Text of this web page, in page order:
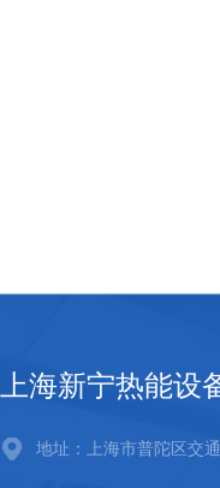
上海新宁热能设
地址：上海市普陀区交